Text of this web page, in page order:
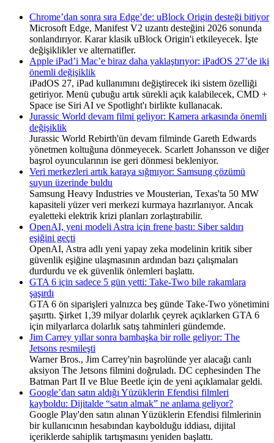
Chrome’dan sonra sıra Edge’de: uBlock Origin desteği bitiyor
Microsoft Edge, Manifest V2 uzantı desteğini 2026 sonunda
sonlandırıyor. Karar klasik uBlock Origin'i etkileyecek. İşte
değişiklikler ve alternatifler.
Apple iPad’i Mac’e biraz daha yaklaştırıyor: iPadOS 27’de iki
önemli değişiklik
iPadOS 27, iPad kullanımını değiştirecek iki sistem özelliği
getiriyor. Menü çubuğu artık sürekli açık kalabilecek, CMD +
Space ise Siri AI ve Spotlight'ı birlikte kullanacak.
Jurassic World devam filmi geliyor: Kamera arkasında önemli
değişiklik
Jurassic World Rebirth'ün devam filminde Gareth Edwards
yönetmen koltuğuna dönmeyecek. Scarlett Johansson ve diğer
başrol oyuncularının ise geri dönmesi bekleniyor.
Veri merkezleri artık karaya sığmıyor: Samsung çözümü
suyun üzerinde buldu
Samsung Heavy Industries ve Mousterian, Texas'ta 50 MW
kapasiteli yüzer veri merkezi kurmaya hazırlanıyor. Ancak
eyaletteki elektrik krizi planları zorlaştırabilir.
OpenAI, yeni modeli Astra için frene bastı: Siber saldırı
eşiğini geçti
OpenAI, Astra adlı yeni yapay zeka modelinin kritik siber
güvenlik eşiğine ulaşmasının ardından bazı çalışmaları
durdurdu ve ek güvenlik önlemleri başlattı.
GTA 6 için sadece 5 gün yetti: Take-Two bile rakamlara
şaşırdı
GTA 6 ön siparişleri yalnızca beş günde Take-Two yönetimini
şaşırttı. Şirket 1,39 milyar dolarlık çeyrek açıklarken GTA 6
için milyarlarca dolarlık satış tahminleri gündemde.
Jim Carrey yıllar sonra bambaşka bir rolle geliyor: The
Jetsons resmileşti
Warner Bros., Jim Carrey'nin başrolünde yer alacağı canlı
aksiyon The Jetsons filmini doğruladı. DC cephesinden The
Batman Part II ve Blue Beetle için de yeni açıklamalar geldi.
Google’dan satın aldığı Yüzüklerin Efendisi filmleri
kayboldu: Dijitalde “satın almak” ne anlama geliyor?
Google Play'den satın alınan Yüzüklerin Efendisi filmlerinin
bir kullanıcının hesabından kaybolduğu iddiası, dijital
içeriklerde sahiplik tartışmasını yeniden başlattı.